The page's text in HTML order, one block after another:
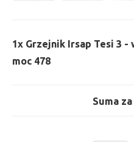
1x Grzejnik Irsap Tesi 3 -
moc 478
Suma za